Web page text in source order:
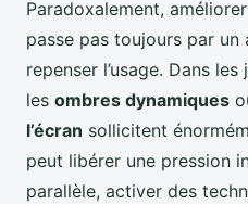
Paradoxalement,
passe pas toujours par
repenser l’usage. Dans
les ombres dynamiques
l’écran sollicitent
peut libérer une pression
parallèle, activer des